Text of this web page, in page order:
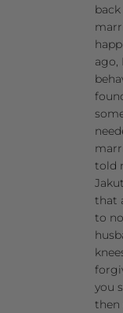
ago,
told
that
to
you
then